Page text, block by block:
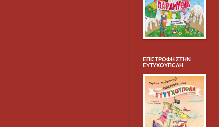
ΕΠΙΣΤΡΟΦΗ ΣΤΗΝ
ΕΥΤΥΧΟΥΠΟΛΗ